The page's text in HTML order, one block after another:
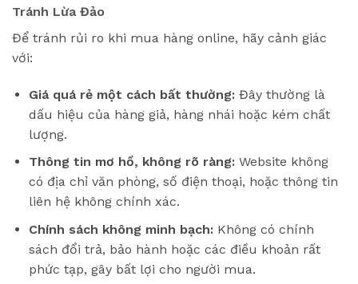
Tránh Lừa Đảo
Để tránh rủi ro khi mua hàng online, hãy cảnh giác
với:
Giá quá rẻ một cách bất thường:Đây thường là
dấu hiệu của hàng giả, hàng nhái hoặc kém chất
lượng.
Thông tin mơ hồ, không rõ ràng:Website không
có địa chỉ văn phòng, số điện thoại, hoặc thông tin
liên hệ không chính xác.
Chính sách không minh bạch:Không có chính
sách đổi trả, bảo hành hoặc các điều khoản rất
phức tạp, gây bất lợi cho người mua.